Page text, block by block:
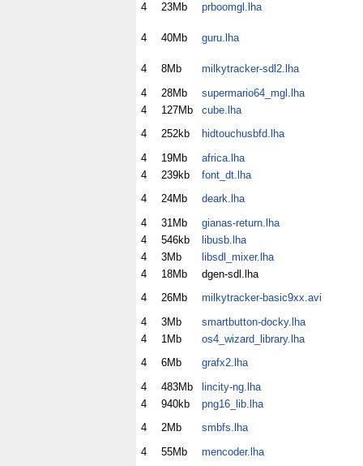
4
23Mb prboomgl.lha
4 40Mb guru.lha
4 8Mb
milkytracker-sdl2.lha
4
28Mb
supermario64_mgl.lha
4
127Mb
cube.lha
4
252kb
hidtouchusbfd.lha
4
19Mb
africa.lha
4
239kb
font_dt.lha
4
24Mb
deark.lha
4
31Mb
gianas-return.lha
4
546kb
libusb.lha
4
3Mb
libsdl_mixer.lha
4
18Mb
dgen-sdl.lha
4
26Mb
milkytracker-basic9xx.avi
4
3Mb
smartbutton-docky.lha
4
1Mb
os4_wizard_library.lha
4
6Mb
grafx2.lha
4
483Mb
lincity-ng.lha
4
940kb
png16_lib.lha
4
2Mb
smbfs.lha
4
55Mb
mencoder.lha